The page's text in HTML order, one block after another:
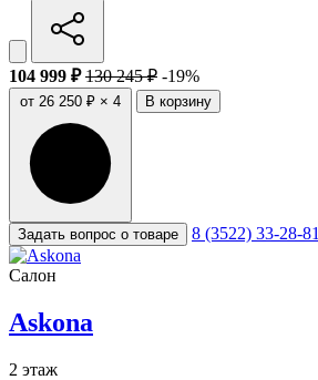
104 999 ₽ 130 245 ₽ -19%
от 26 250 ₽ × 4 В корзину
Задать вопрос о товаре 8 (3522) 33-28-81
Салон
Askona
2 этаж